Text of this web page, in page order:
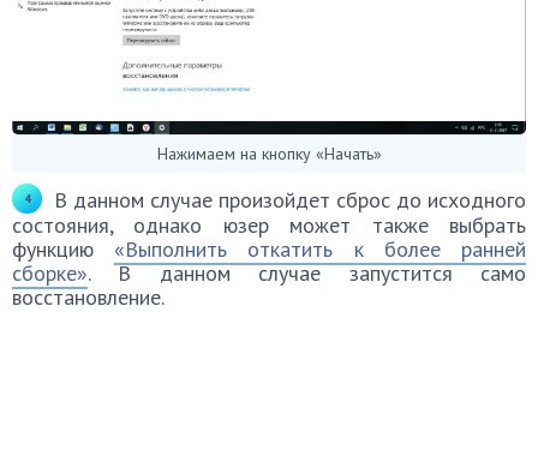
Нажимаем на кнопку «Начать»
В данном случае произойдет сброс до исходного
состояния, однако юзер может также выбрать
функцию «Выполнить откатить к более ранней
сборке». В данном случае запустится само
восстановление.